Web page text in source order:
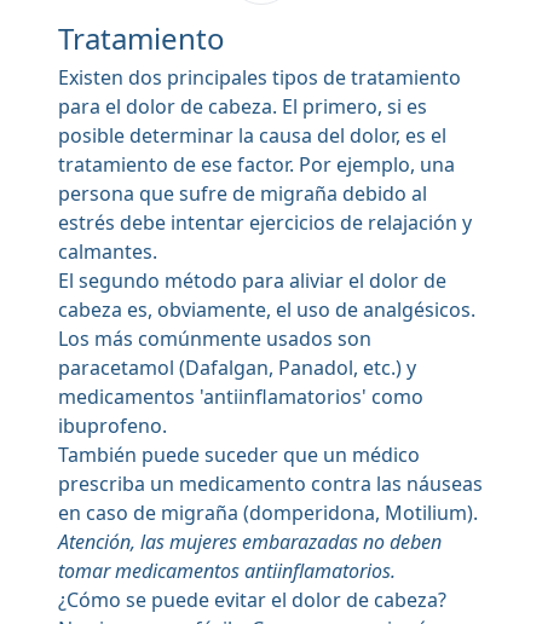
Tratamiento
Existen dos principales tipos de tratamiento
para el dolor de cabeza. El primero, si es
posible determinar la causa del dolor, es el
tratamiento de ese factor. Por ejemplo, una
persona que sufre de migraña debido al
estrés debe intentar ejercicios de relajación y
calmantes.
El segundo método para aliviar el dolor de
cabeza es, obviamente, el uso de analgésicos.
Los más comúnmente usados son
paracetamol (Dafalgan, Panadol, etc.) y
medicamentos 'antiinflamatorios' como
ibuprofeno.
También puede suceder que un médico
prescriba un medicamento contra las náuseas
en caso de migraña (domperidona, Motilium).
Atención, las mujeres embarazadas no deben
tomar medicamentos antiinflamatorios.
¿Cómo se puede evitar el dolor de cabeza?